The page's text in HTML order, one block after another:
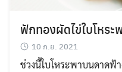
ฟักทองผัดไข่ใบโหระ
10 ก.ย. 2021
ช่วงนี้ใบโหระพาบนดาดฟ้